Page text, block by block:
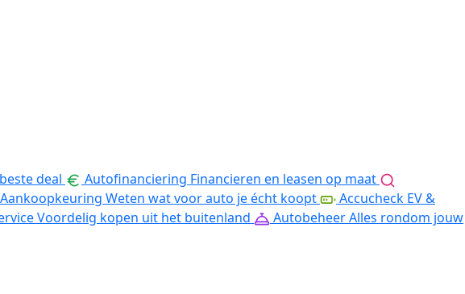
deal Autofinanciering Financieren en leasen op maat
Aankoopkeuring Weten wat voor auto je écht koopt
Accucheck EV &
Voordelig kopen uit het buitenland AutobeheerAlles rondom jouw